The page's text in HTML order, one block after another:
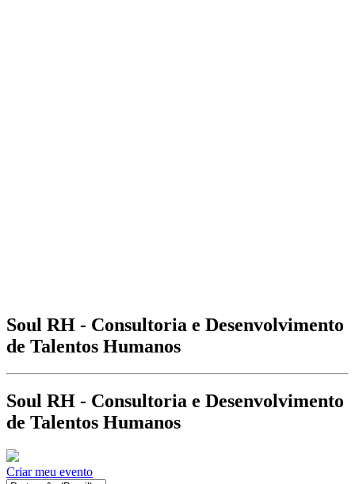
Soul RH - Consultoria e Desenvolvimento
de Talentos Humanos
Soul RH - Consultoria e Desenvolvimento
de Talentos Humanos
Criar meu evento